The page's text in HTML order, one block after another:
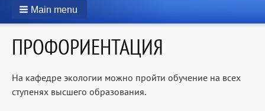
Main menu
ПРОФОРИЕНТАЦИЯ
На кафедре экологии можно пройти обучение на всех
ступенях высшего образования.